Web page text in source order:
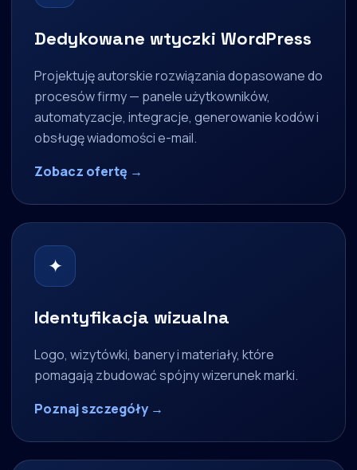
Dedykowane wtyczki WordPress
Projektuję autorskie rozwiązania dopasowane do
procesów firmy — panele użytkowników,
automatyzacje, integracje, generowanie kodów i
obsługę wiadomości e-mail.
Zobacz ofertę →
✦
Identyfikacja wizualna
Logo, wizytówki, banery i materiały, które
pomagają zbudować spójny wizerunek marki.
Poznaj szczegóły →